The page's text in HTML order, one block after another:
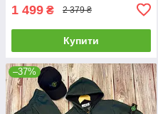
1 499 ₴ 2 379 ₴
Купити
–37%